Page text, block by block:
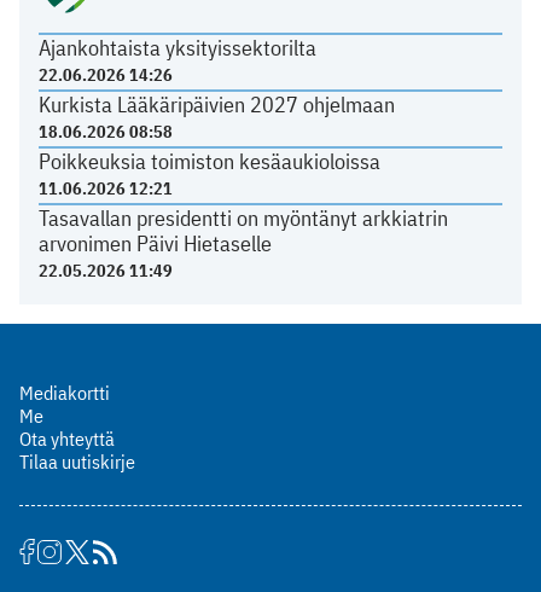
Ajankohtaista yksityissektorilta
22.06.2026 14:26
Kurkista Lääkäripäivien 2027 ohjelmaan
18.06.2026 08:58
Poikkeuksia toimiston kesäaukioloissa
11.06.2026 12:21
Tasavallan presidentti on myöntänyt arkkiatrin
arvonimen Päivi Hietaselle
22.05.2026 11:49
Mediakortti
Me
Ota yhteyttä
Tilaa uutiskirje